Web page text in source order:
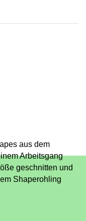
aus dem
Arbeitsgang
geschnitten und
Shaperohling